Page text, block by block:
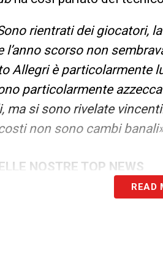
rientrati dei giocatori,
l’anno scorso non
Allegri è particolarmente
particolarmente
ma si sono rivelate
non sono cambi
NOSTRE TOP NEWS
READ